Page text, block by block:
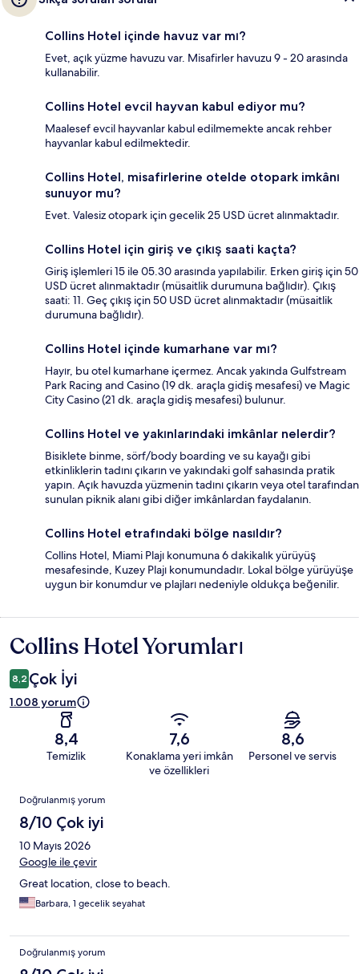
Collins Hotel içinde havuz var mı?
Evet, açık yüzme havuzu var. Misafirler havuzu 9 - 20 arasında
kullanabilir.
Collins Hotel evcil hayvan kabul ediyor mu?
Maalesef evcil hayvanlar kabul edilmemekte ancak rehber
hayvanlar kabul edilmektedir.
Collins Hotel, misafirlerine otelde otopark imkânı
sunuyor mu?
Evet. Valesiz otopark için gecelik 25 USD ücret alınmaktadır.
Collins Hotel için giriş ve çıkış saati kaçta?
Giriş işlemleri 15 ile 05.30 arasında yapılabilir. Erken giriş için 50
USD ücret alınmaktadır (müsaitlik durumuna bağlıdır). Çıkış
saati: 11. Geç çıkış için 50 USD ücret alınmaktadır (müsaitlik
durumuna bağlıdır).
Collins Hotel içinde kumarhane var mı?
Hayır, bu otel kumarhane içermez. Ancak yakında Gulfstream
Park Racing and Casino (19 dk. araçla gidiş mesafesi) ve Magic
City Casino (21 dk. araçla gidiş mesafesi) bulunur.
Collins Hotel ve yakınlarındaki imkânlar nelerdir?
Bisiklete binme, sörf/body boarding ve su kayağı gibi
etkinliklerin tadını çıkarın ve yakındaki golf sahasında pratik
yapın. Açık havuzda yüzmenin tadını çıkarın veya otel tarafından
sunulan piknik alanı gibi diğer imkânlardan faydalanın.
Collins Hotel etrafındaki bölge nasıldır?
Collins Hotel, Miami Plajı konumuna 6 dakikalık yürüyüş
mesafesinde, Kuzey Plajı konumundadır. Lokal bölge yürüyüşe
uygun bir konumdur ve plajları nedeniyle oldukça beğenilir.
Yorumlar
Collins Hotel Yorumları
8,2 Çok İyi
1.008 yorum
8,4
Temizlik
7,6
Konaklama yeri imkân
ve özellikleri
8,6
Personel ve servis
Yorumlar
Doğrulanmış yorum
8/10 Çok iyi
10 Mayıs 2026
Google ile çevir
Great location, close to beach.
Barbara, 1 gecelik seyahat
Doğrulanmış yorum